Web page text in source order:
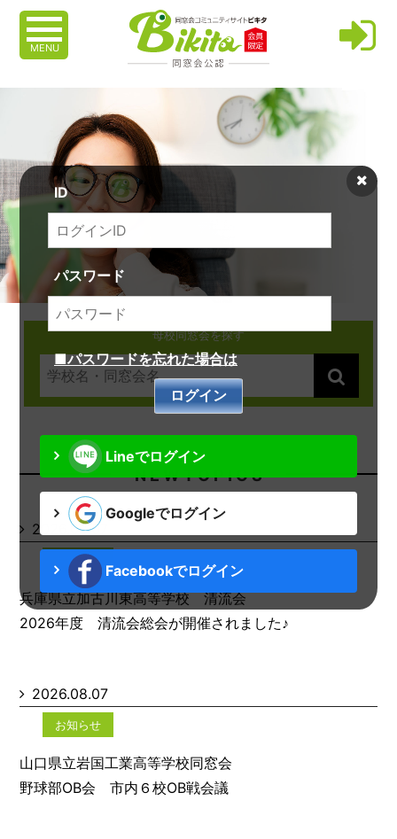
MENU
ID
パスワード
■パスワードを忘れた場合は
Lineでログイン
Googleでログイン
Facebookでログイン
母校同窓会を探す
N E W T O P I C S
2026.08.07
お知らせ
兵庫県立加古川東高等学校 清流会
2026年度 清流会総会が開催されました♪
2026.08.07
お知らせ
山口県立岩国工業高等学校同窓会
野球部OB会 市内６校OB戦会議